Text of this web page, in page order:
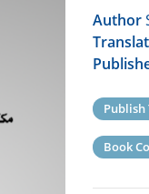
Author
Publish
Book